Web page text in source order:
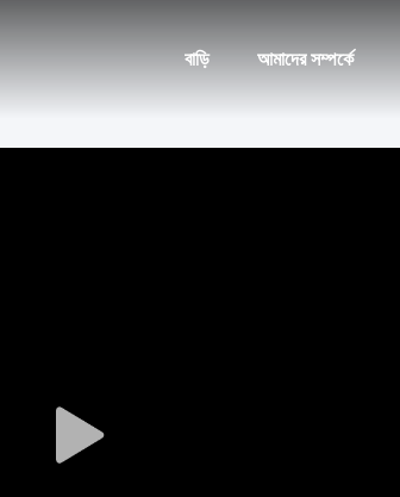
বাড়ি আমাদের সম্পর্কে
Play